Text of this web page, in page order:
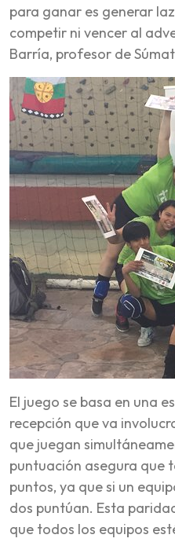
para ganar es generar
competir ni vencer al
Barría, profesor de
El juego se basa en una
recepción que va
que juegan
puntuación asegura que
puntos, ya que si un
dos puntúan. Esta
que todos los equipos